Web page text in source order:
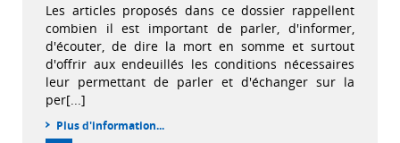
Les articles proposés dans ce dossier rappellent
combien il est important de parler, d'informer,
d'écouter, de dire la mort en somme et surtout
d'offrir aux endeuillés les conditions nécessaires
leur permettant de parler et d'échanger sur la
per[...]
Plus d'information...